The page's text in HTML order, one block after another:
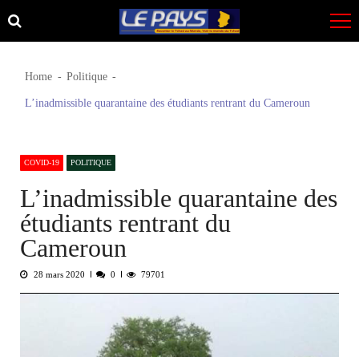
Skip
to
Skip
to
Home Politique
L’inadmissible quarantaine des étudiants rentrant du Cameroun
COVID-19 POLITIQUE
L’inadmissible quarantaine des
étudiants rentrant du
Cameroun
28 mars 2020 0 79701